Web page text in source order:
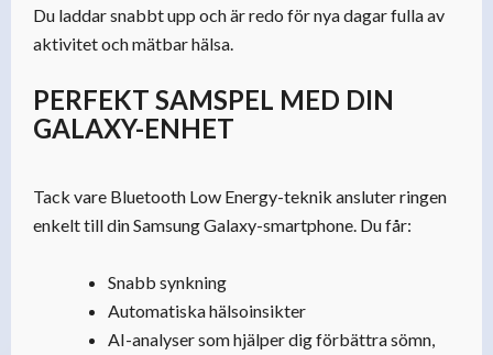
Du laddar snabbt upp och är redo för nya dagar fulla av
aktivitet och mätbar hälsa.
PERFEKT SAMSPEL MED DIN
GALAXY-ENHET
Tack vare Bluetooth Low Energy-teknik ansluter ringen
enkelt till din Samsung Galaxy-smartphone. Du får:
Snabb synkning
Automatiska hälsoinsikter
AI-analyser som hjälper dig förbättra sömn,